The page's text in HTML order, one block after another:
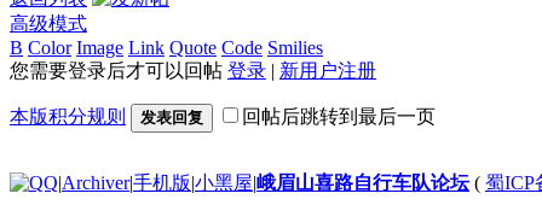
高级模式
B Color Image Link Quote Code Smilies
您需要登录后才可以回帖 登录 | 新用户注册
本版积分规则 发表回复 回帖后跳转到最后一页
|Archiver|手机版|小黑屋|峨眉山喜路自行车队论坛( 蜀ICP